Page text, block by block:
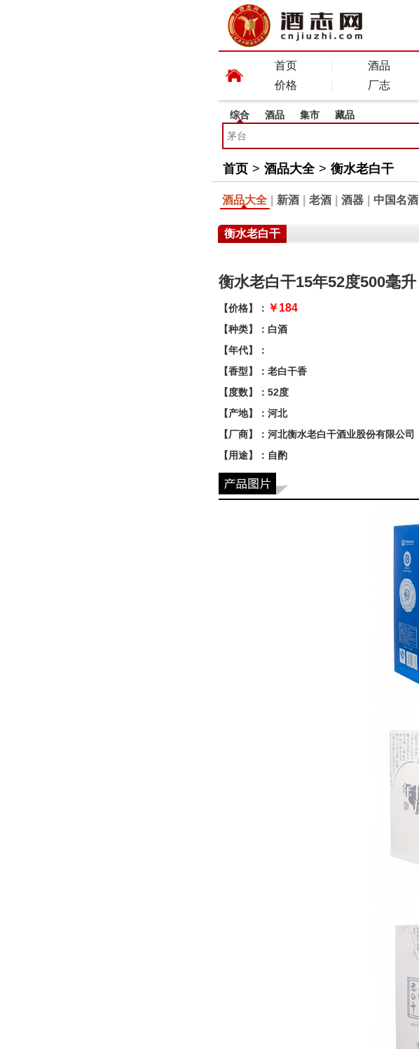
首页 酒品
价格
厂志
综合 酒品 集市 藏品
首页 > 酒品大全 > 衡水老白干
酒品大全 新酒 老酒 酒器 中国名酒
衡水老白干
衡水老白干15年52度500毫升
【价格】： ￥184
【种类】：白酒
【年代】：
【香型】：老白干香
【度数】：52度
【产地】：河北
【厂商】：河北衡水老白干酒业股份有限公司
【用途】：自酌